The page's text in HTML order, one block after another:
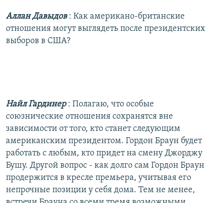
Аллан Давыдов : Как американо-британские
отношения могут выглядеть после президентских
выборов в США?
Найл Гардинер: Полагаю, что особые
союзнические отношения сохранятся вне
зависимости от того, кто станет следующим
американским президентом. Гордон Браун будет
работать с любым, кто придет на смену Джорджу
Бушу. Другой вопрос - как долго сам Гордон Браун
продержится в кресле премьера, учитывая его
непрочные позиции у себя дома. Тем не менее,